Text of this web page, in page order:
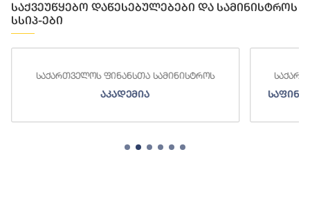
საქვეუწყებო დაწესებულებები და სამინისტროს
სსიპ-ები
საქართველოს ფინანსთა სამინისტროს
აკადემია